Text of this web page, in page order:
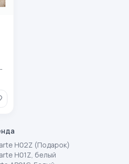
H02Z (Подарок)
H01Z, белый